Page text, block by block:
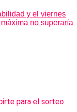
y el viernes
no superaría